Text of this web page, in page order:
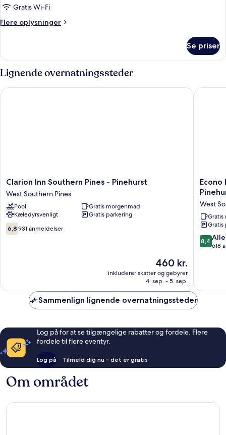
balkon
(Upgrade)
Værelse
-
seng
handicapvenligt
-
Gratis Wi-Fi
Flere oplysninger
Flere
-
1
kingsize-
seng
-
Se priser
Lignende overnatningssteder
Clarion
Inn
Southern
Pines
-
Pinehurst
West
Clarion Inn Southern Pines - Pinehurst
West Southern Pines
Pool
Gratis morgenmad
Kæledyrsvenligt
Gratis parkering
6.8
ud
6,8 931 anmeldelser
Prisen
460 kr.
460 kr.
inkluderer skatter og gebyrer
4. sep. - 5. sep.
Clarion Inn Southern Pines - Pinehurst
Econo
Lodge
Suites
Pines
-
Econo
West
Gratis
Gratis
8.4
ud
8,4
618
Econo
Sammenlign lignende overnatningssteder
Log på for at se tilgængelige rabatter og fordele. Flere
fordele til flere eventyr.
Log på Tilmeld dig nu – det er gratis
Om området